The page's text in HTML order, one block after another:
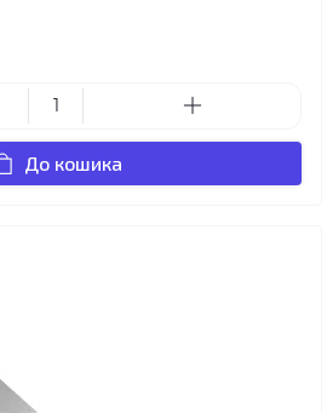
До кошика